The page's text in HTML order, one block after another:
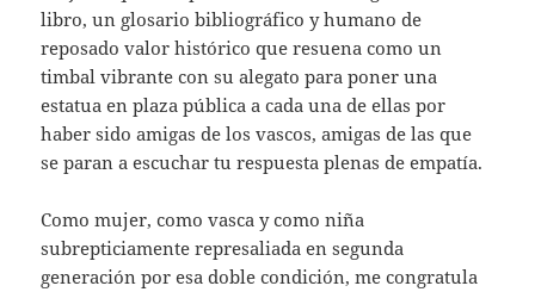
libro, un glosario bibliográfico y humano de
reposado valor histórico que resuena como un
timbal vibrante con su alegato para poner una
estatua en plaza pública a cada una de ellas por
haber sido amigas de los vascos, amigas de las que
se paran a escuchar tu respuesta plenas de empatía.
Como mujer, como vasca y como niña
subrepticiamente represaliada en segunda
generación por esa doble condición, me congratula